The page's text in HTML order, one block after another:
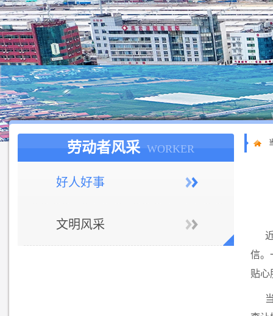
劳动者风采 WORKER
好人好事
文明风采
信。
贴心